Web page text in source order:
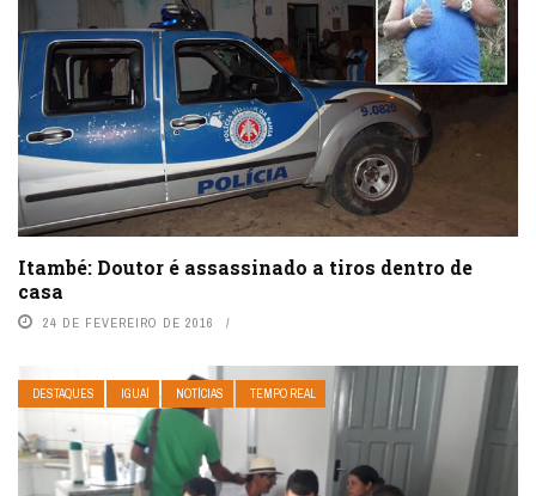
Itambé: Doutor é assassinado a tiros dentro de
casa
24 DE FEVEREIRO DE 2016
DESTAQUES IGUAÍ NOTÍCIAS TEMPO REAL